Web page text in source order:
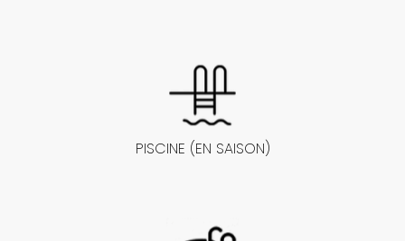
PISCINE (EN SAISON)